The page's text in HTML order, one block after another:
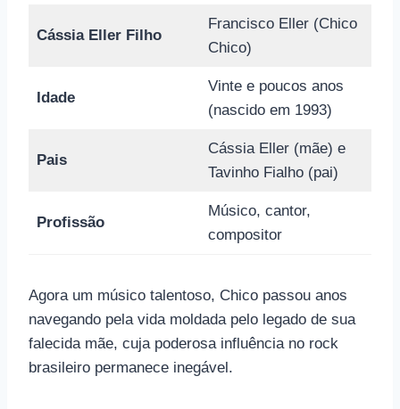
Cássia Eller Filho
Francisco Eller (Chico
Chico)
Idade
Vinte e poucos anos
(nascido em 1993)
Pais
Cássia Eller (mãe) e
Tavinho Fialho (pai)
Profissão
Músico, cantor,
compositor
Agora um músico talentoso, Chico passou anos
navegando pela vida moldada pelo legado de sua
falecida mãe, cuja poderosa influência no rock
brasileiro permanece inegável.